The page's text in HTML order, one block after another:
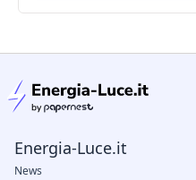
Energia-Luce.it
News